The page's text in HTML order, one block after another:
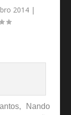
2014|
Nando